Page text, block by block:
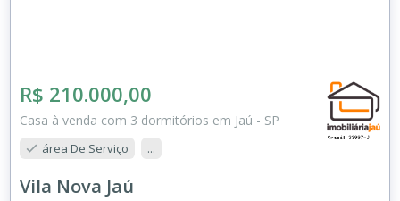
R$ 210.000,00
Casa à venda com 3 dormitórios em Jaú - SP
área De Serviço ...
Vila Nova Jaú